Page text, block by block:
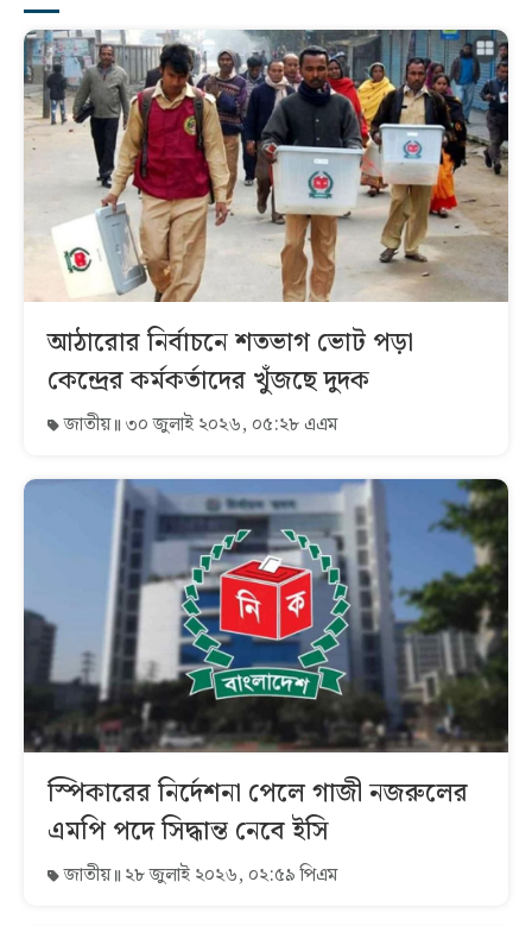
আঠারোর নির্বাচনে শতভাগ ভোট পড়া
কেন্দ্রের কর্মকর্তাদের খুঁজছে দুদক
জাতীয় ৩০ জুলাই ২০২৬, ০৫:২৮ এএম
স্পিকারের নির্দেশনা পেলে গাজী নজরুলের
এমপি পদে সিদ্ধান্ত নেবে ইসি
জাতীয় ২৮ জুলাই ২০২৬, ০২:৫৯ পিএম